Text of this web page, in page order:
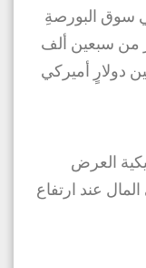
سوق البورصةِ
من سبعين ألف
دولارٍ أميركي
العرض
عند ارتفاع